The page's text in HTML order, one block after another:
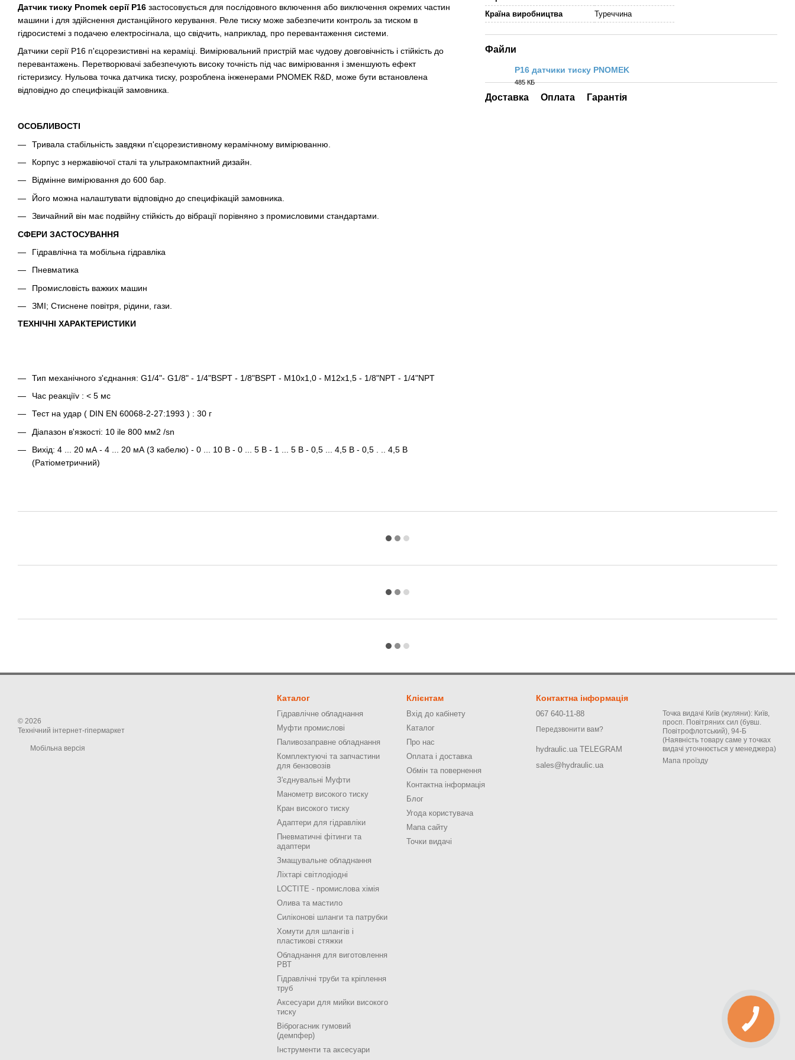
Датчик тиску Pnomek серії Р16 застосовується для послідовного включення або виключення окремих частин
машини і для здійснення дистанційного керування. Реле тиску може забезпечити контроль за тиском в
гідросистемі з подачею електросігнала, що свідчить, наприклад, про перевантаження системи.
Датчики серії Р16 п'єцорезистивні на кераміці. Вимірювальний пристрій має чудову довговічність і стійкість до
перевантажень. Перетворювачі забезпечують високу точність під час вимірювання і зменшують ефект
гістеризису. Нульова точка датчика тиску, розроблена інженерами PNOMEK R&D, може бути встановлена ​​
відповідно до специфікацій замовника.
ОСОБЛИВОСТІ
Тривала стабільність завдяки п'єцорезистивному керамічному вимірюванню.
Корпус з нержавіючої сталі та ультракомпактний дизайн.
Відмінне вимірювання до 600 бар.
Його можна налаштувати відповідно до специфікацій замовника.
Звичайний він має подвійну стійкість до вібрації порівняно з промисловими стандартами.
СФЕРИ ЗАСТОСУВАННЯ
Гідравлічна та мобільна гідравліка
Пневматика
Промисловість важких машин
ЗМІ; Стиснене повітря, рідини, гази.
ТЕХНІЧНІ ХАРАКТЕРИСТИКИ
Тип механічного з'єднання: G1/4"- G1/8" - 1/4"BSPT - 1/8"BSPT - M10x1,0 - M12x1,5 - 1/8"NPT - 1/4"NPT
Час реакціїv : < 5 мс
Тест на удар ( DIN EN 60068-2-27:1993 ) : 30 г
Діапазон в'язкості: 10 ile 800 мм2 /sn
Вихід: 4 ... 20 мА - 4 ... 20 мА (3 кабелю) - 0 ... 10 В - 0 ... 5 В - 1 ... 5 В - 0,5 ... 4,5 В - 0,5 . .. 4,5 В
(Ратіометричний)
Країна виробництва
Туреччина
Файли
P16 датчики тиску PNOMEK
485 КБ
Доставка Оплата Гарантія
© 2026
Технічний інтернет-гіпермаркет
Мобільна версія
Каталог
Гідравлічне обладнання
Муфти промислові
Паливозаправне обладнання
Комплектуючі та запчастини
для бензовозів
З'єднувальні Муфти
Манометр високого тиску
Кран високого тиску
Адаптери для гідравліки
Пневматичні фітинги та
адаптери
Змащувальне обладнання
Ліхтарі світлодіодні
LOCTITE - промислова хімія
Олива та мастило
Силіконові шланги та патрубки
Хомути для шлангів і
пластикові стяжки
Обладнання для виготовлення
РВТ
Гідравлічні труби та кріплення
труб
Аксесуари для мийки високого
тиску
Віброгасник гумовий
(демпфер)
Інструменти та аксесуари
Клієнтам
Вхід до кабінету
Каталог
Про нас
Оплата і доставка
Обмін та повернення
Контактна інформація
Блог
Угода користувача
Мапа сайту
Точки видачі
Контактна інформація
067 640-11-88
Передзвонити вам?
hydraulic.ua TELEGRAM
sales@hydraulic.ua
Точка видачі Київ (жуляни): Київ,
просп. Повітряних сил (бувш.
Повітрофлотський), 94-Б
(Наявність товару саме у точках
видачі уточнюється у менеджера)
Мапа проїзду